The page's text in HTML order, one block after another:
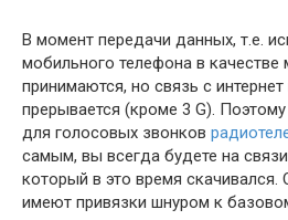
В момент передачи данных, т.е.
мобильного телефона в качестве
принимаются, но связь с
прерывается (кроме 3 G).
для голосовых звонков
самым, вы всегда будете на
который в это время скачивался.
имеют привязки шнуром к